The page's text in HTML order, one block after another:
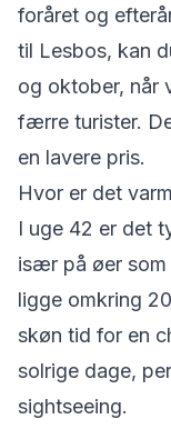
foråret og
til Lesbos, kan
og oktober, når
færre turister.
en lavere pris.
Hvor er det
I uge 42 er det
især på øer som
ligge omkring
skøn tid for en
solrige dage,
sightseeing.